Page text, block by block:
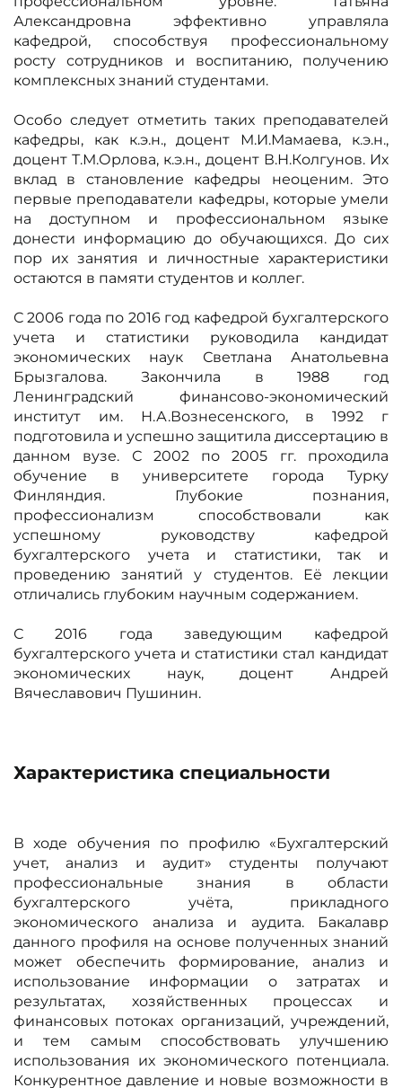
Александровна эффективно управляла
кафедрой, способствуя профессиональному
росту сотрудников и воспитанию, получению
комплексных знаний студентами.
Особо следует отметить таких преподавателей
кафедры, как к.э.н., доцент М.И.Мамаева, к.э.н.,
доцент Т.М.Орлова, к.э.н., доцент В.Н.Колгунов. Их
вклад в становление кафедры неоценим. Это
первые преподаватели кафедры, которые умели
на доступном и профессиональном языке
донести информацию до обучающихся. До сих
пор их занятия и личностные характеристики
остаются в памяти студентов и коллег.
С 2006 года по 2016 год кафедрой бухгалтерского
учета и статистики руководила кандидат
экономических наук Светлана Анатольевна
Брызгалова. Закончила в 1988 год
Ленинградский финансово-экономический
институт им. Н.А.Вознесенского, в 1992 г
подготовила и успешно защитила диссертацию в
данном вузе. С 2002 по 2005 гг. проходила
обучение в университете города Турку
Финляндия. Глубокие познания,
профессионализм способствовали как
успешному руководству кафедрой
бухгалтерского учета и статистики, так и
проведению занятий у студентов. Её лекции
отличались глубоким научным содержанием.
С 2016 года заведующим кафедрой
бухгалтерского учета и статистики стал кандидат
экономических наук, доцент Андрей
Вячеславович Пушинин.
Характеристика специальности
В ходе обучения по профилю «Бухгалтерский
учет, анализ и аудит» студенты получают
профессиональные знания в области
бухгалтерского учёта, прикладного
экономического анализа и аудита. Бакалавр
данного профиля на основе полученных знаний
может обеспечить формирование, анализ и
использование информации о затратах и
результатах, хозяйственных процессах и
финансовых потоках организаций, учреждений,
и тем самым способствовать улучшению
использования их экономического потенциала.
Конкурентное давление и новые возможности в